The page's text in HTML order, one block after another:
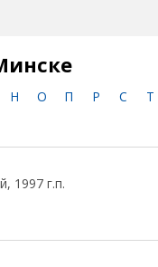
Н О П Р С Т
1997 г.п.